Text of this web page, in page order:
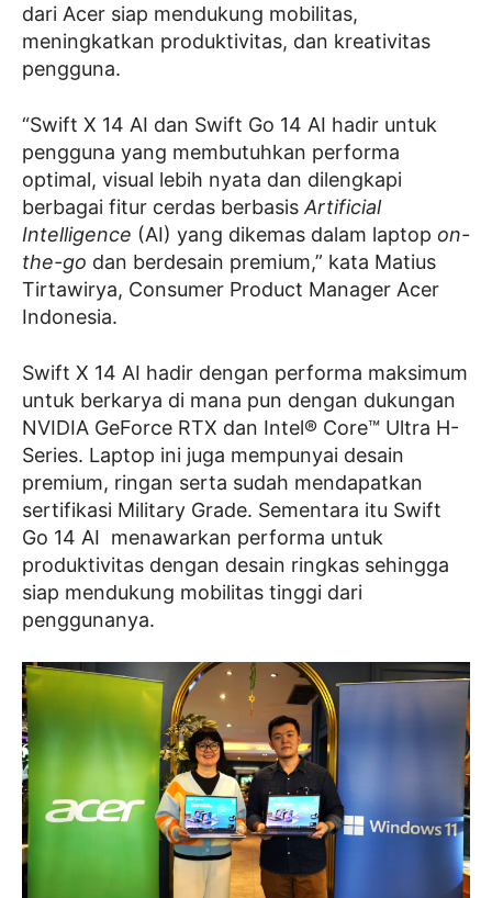
dari Acer siap mendukung mobilitas,
meningkatkan produktivitas, dan kreativitas
pengguna.
“Swift X 14 AI dan Swift Go 14 AI hadir untuk
pengguna yang membutuhkan performa
optimal, visual lebih nyata dan dilengkapi
berbagai fitur cerdas berbasis Artificial
Intelligence (AI) yang dikemas dalam laptop on-
the-go dan berdesain premium,” kata Matius
Tirtawirya, Consumer Product Manager Acer
Indonesia.
Swift X 14 AI hadir dengan performa maksimum
untuk berkarya di mana pun dengan dukungan
NVIDIA GeForce RTX dan Intel® Core™ Ultra H-
Series. Laptop ini juga mempunyai desain
premium, ringan serta sudah mendapatkan
sertifikasi Military Grade. Sementara itu Swift
Go 14 AI menawarkan performa untuk
produktivitas dengan desain ringkas sehingga
siap mendukung mobilitas tinggi dari
penggunanya.